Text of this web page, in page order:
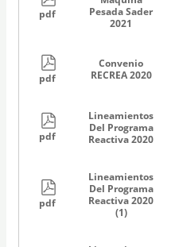
pdf
Pesada Sader
2021
pdf
Convenio
RECREA 2020
pdf
Lineamientos
Del Programa
Reactiva 2020
pdf
Lineamientos
Del Programa
Reactiva 2020
(1)